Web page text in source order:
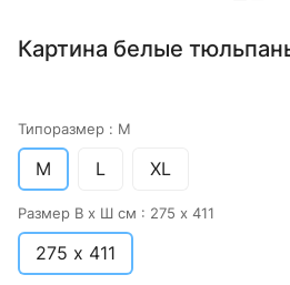
Картина белые
Типоразмер : M
M L XL
Размер В х Ш см : 275 х 411
275 х 411